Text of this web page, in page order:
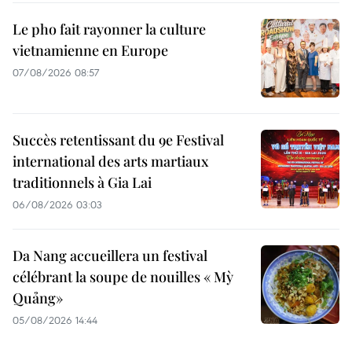
Le pho fait rayonner la culture
vietnamienne en Europe
07/08/2026 08:57
Succès retentissant du 9e Festival
international des arts martiaux
traditionnels à Gia Lai
06/08/2026 03:03
Da Nang accueillera un festival
célébrant la soupe de nouilles « Mỳ
Quảng»
05/08/2026 14:44